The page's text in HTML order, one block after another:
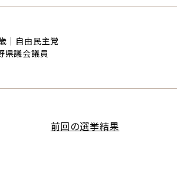
｜自由民主党
県議会議員
前回の選挙結果